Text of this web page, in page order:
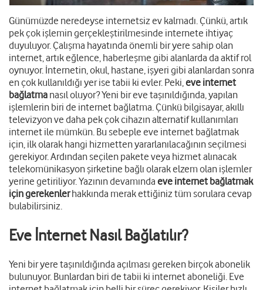
Günümüzde neredeyse internetsiz ev kalmadı. Çünkü, artık
pek çok işlemin gerçekleştirilmesinde internete ihtiyaç
duyuluyor. Çalışma hayatında önemli bir yere sahip olan
internet, artık eğlence, haberleşme gibi alanlarda da aktif rol
oynuyor. İnternetin, okul, hastane, işyeri gibi alanlardan sonra
en çok kullanıldığı yer ise tabii ki evler. Peki, eve internet
bağlatma nasıl oluyor? Yeni bir eve taşınıldığında, yapılan
işlemlerin biri de internet bağlatma. Çünkü bilgisayar, akıllı
televizyon ve daha pek çok cihazın alternatif kullanımları
internet ile mümkün. Bu sebeple eve internet bağlatmak
için, ilk olarak hangi hizmetten yararlanılacağının seçilmesi
gerekiyor. Ardından seçilen pakete veya hizmet alınacak
telekomünikasyon şirketine bağlı olarak elzem olan işlemler
yerine getiriliyor. Yazının devamında eve internet bağlatmak
için gerekenlerhakkında merak ettiğiniz tüm sorulara cevap
bulabilirsiniz.
Eve İnternet Nasıl Bağlatılır?
Yeni bir yere taşınıldığında açılması gereken birçok abonelik
bulunuyor. Bunlardan biri de tabii ki internet aboneliği. Eve